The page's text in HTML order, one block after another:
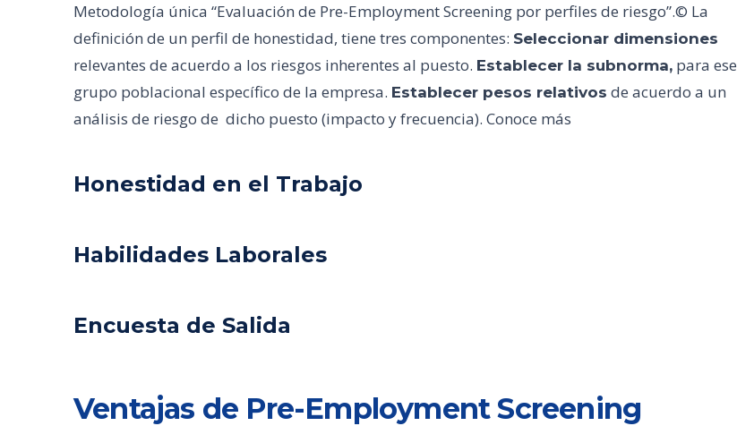
Metodología única “Evaluación de Pre-Employment Screening por perfiles de riesgo”.© La
definición de un perfil de honestidad, tiene tres componentes: Seleccionar dimensiones
relevantes de acuerdo a los riesgos inherentes al puesto. Establecer la subnorma, para ese
grupo poblacional específico de la empresa. Establecer pesos relativos de acuerdo a un
análisis de riesgo de dicho puesto (impacto y frecuencia). Conoce más
Honestidad en el Trabajo
Habilidades Laborales
Encuesta de Salida
Ventajas de Pre-Employment Screening